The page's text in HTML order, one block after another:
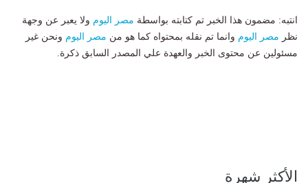
انتبه: مضمون هذا الخبر تم كتابته بواسطة مصر اليوم ولا يعبر عن وجهة
نظر مصر اليوم وانما تم نقله بمحتواه كما هو من مصر اليوم ونحن غير
مسئولين عن محتوى الخبر والعهدة علي المصدر السابق ذكرة.
الأكثر شهرة